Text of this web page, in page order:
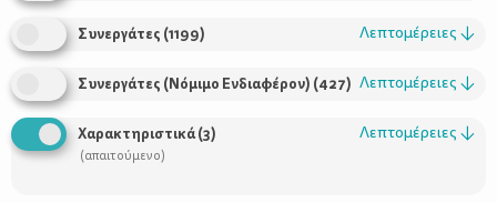
Χρήσιμοι Σύνδεσμοι
Τι είναι το ΔΕΛΤΑ moms
Συνεργάτες (1199) Λεπτομέρειες ↓
Συνεργάτες (Νόμιμο Ενδιαφέρον) (427) Λεπτομέρειες ↓
Χαρακτηριστικά(3)
(απαιτούμενο)
Λεπτομέρειες ↓